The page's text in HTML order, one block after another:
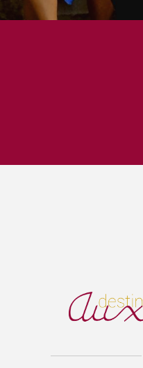
Balade gourmande | Vélo
Exposition « La mer est
Exposition Sculptures au
Marguerite - les petites
Visite guidée - La tour de